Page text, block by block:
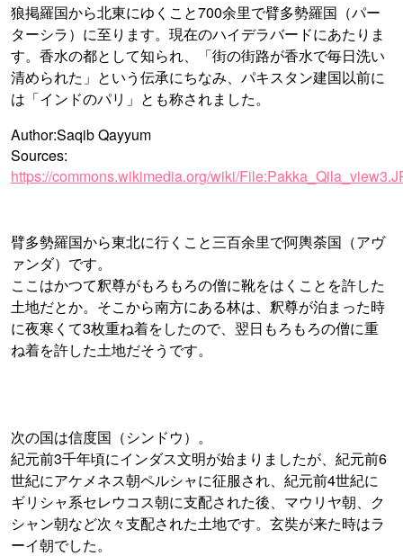
狼掲羅国から北東にゆくこと700余里で臂多勢羅国（パー
ターシラ）に至ります。現在のハイデラバードにあたりま
す。香水の都として知られ、「街の街路が香水で毎日洗い
清められた」という伝承にちなみ、パキスタン建国以前に
は「インドのパリ」とも称されました。
Author:Saqib Qayyum
Sources:
https://commons.wikimedia.org/wiki/
臂多勢羅国から東北に行くこと三百余里で阿輿荼国（アヴ
ァンダ）です。
ここはかつて釈尊がもろもろの僧に靴をはくことを許した
土地だとか。そこから南方にある林は、釈尊が泊まった時
に夜寒くて3枚重ね着をしたので、翌日もろもろの僧に重
ね着を許した土地だそうです。
次の国は信度国（シンドウ）。
紀元前3千年頃にインダス文明が始まりましたが、紀元前6
世紀にアケメネス朝ペルシャに征服され、紀元前4世紀に
ギリシャ系セレウコス朝に支配された後、マウリヤ朝、ク
シャン朝など次々支配された土地です。玄奘が来た時はラ
ーイ朝でした。